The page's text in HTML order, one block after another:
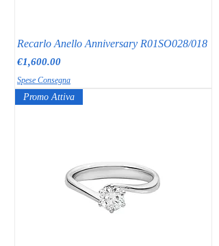
Recarlo Anello Anniversary R01SO028/018
Price
€1,600.00
Spese Consegna
Promo Attiva